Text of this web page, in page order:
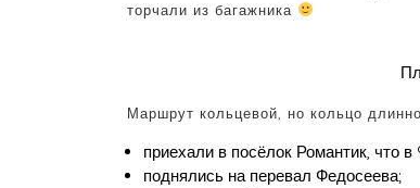
торчали из багажника
Маршрут кольцевой, но кольцо
приехали в посёлок Романтик, что
поднялись на перевал Федосеева;